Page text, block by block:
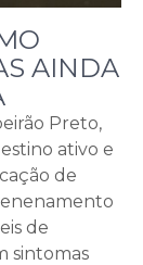
AINDA
Preto,
ativo e
de
de
sintomas